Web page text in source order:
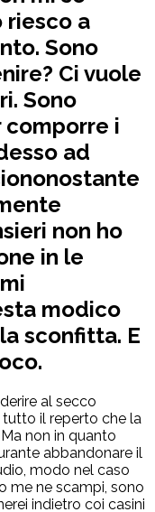
riesco a
Sono
Ci vuole
Sono
comporre i
ad
non ho
in le
modico
sconfitta. E
al secco
il reperto che la
non in quanto
abbandonare il
modo nel caso
me ne scampi, sono
indietro coi casini